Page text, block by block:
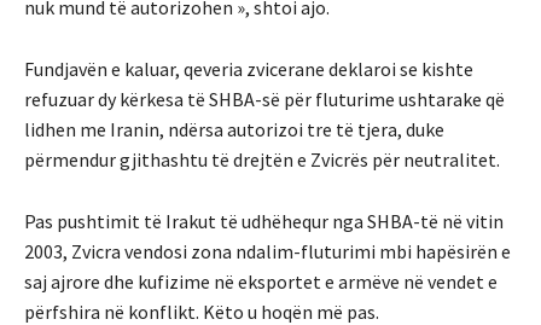
nuk mund të autorizohen », shtoi ajo.
Fundjavën e kaluar, qeveria zvicerane deklaroi se kishte
refuzuar dy kërkesa të SHBA-së për fluturime ushtarake që
lidhen me Iranin, ndërsa autorizoi tre të tjera, duke
përmendur gjithashtu të drejtën e Zvicrës për neutralitet.
Pas pushtimit të Irakut të udhëhequr nga SHBA-të në vitin
2003, Zvicra vendosi zona ndalim-fluturimi mbi hapësirën e
saj ajrore dhe kufizime në eksportet e armëve në vendet e
përfshira në konflikt. Këto u hoqën më pas.